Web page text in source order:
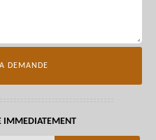
IMMEDIATEMENT